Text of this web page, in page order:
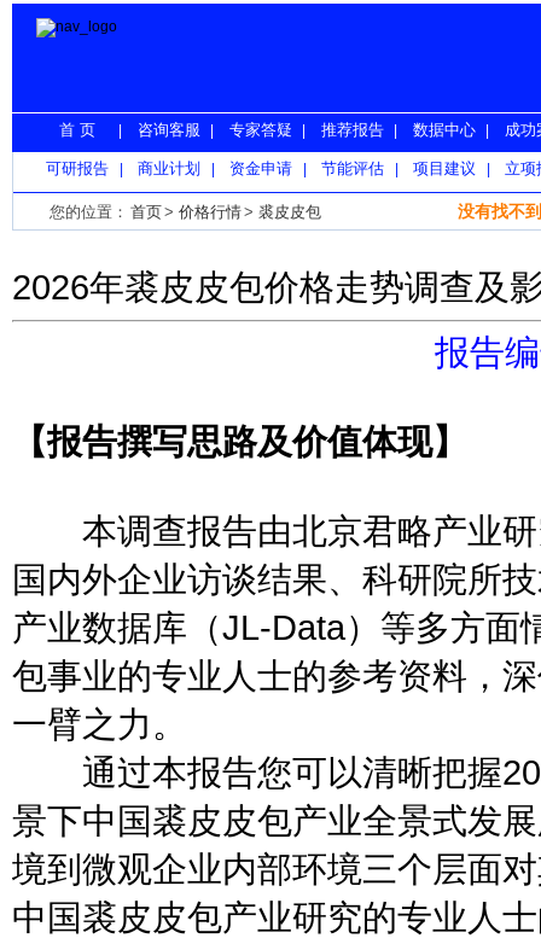
首 页 咨询客服 专家答疑 推荐报告 数据中心 成功
可研报告 商业计划 资金申请 节能评估 项目建议 立项
您的位置： 首页> 价格行情> 裘皮皮包 没有找不
2026年裘皮皮包价格走势调查及
报告
【报告撰写思路及价值体现】
本调查报告由北京君略产业研
国内外企业访谈结果、科研院所
产业数据库（JL-Data）等多方面
包事业的专业人士的参考资料，
一臂之力。
通过本报告您可以清晰把握
景下中国裘皮皮包产业全景式发
境到微观企业内部环境三个层面
中国裘皮皮包产业研究的专业人